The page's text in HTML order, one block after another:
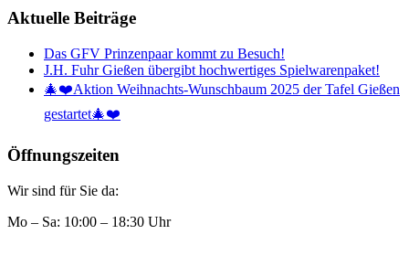
Aktuelle Beiträge
Das GFV Prinzenpaar kommt zu Besuch!
J.H. Fuhr Gießen übergibt hochwertiges Spielwarenpaket!
🎄❤️Aktion Weihnachts-Wunschbaum 2025 der Tafel Gießen
gestartet🎄❤️
Öffnungszeiten
Wir sind für Sie da:
Mo – Sa: 10:00 – 18:30 Uhr